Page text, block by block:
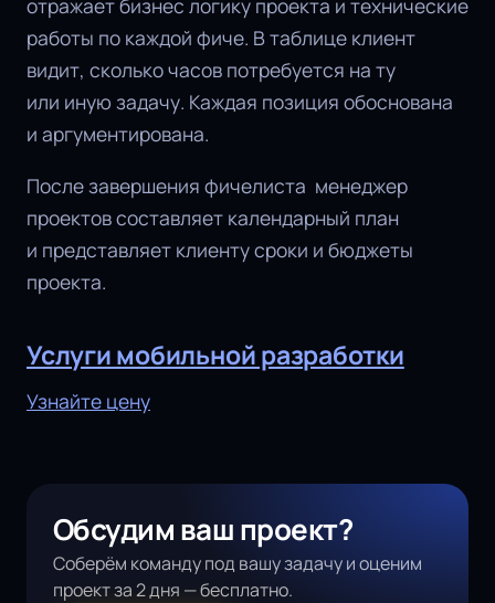
отражает бизнес логику проекта и технические
работы по каждой фиче. В таблице клиент
видит, сколько часов потребуется на ту
или иную задачу. Каждая позиция обоснована
и аргументирована.
После завершения фичелиста менеджер
проектов составляет календарный план
и представляет клиенту сроки и бюджеты
проекта.
Услуги мобильной разработки
Узнайте цену
Обсудим ваш проект?
Соберём команду под вашу задачу и оценим
проект за 2 дня — бесплатно.